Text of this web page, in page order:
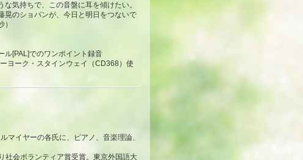
気持ちで、この音盤に耳を傾けたい。
晃のショパンが、今日と明日をつないで
ル[PAL]でのワンポイント録音
ヨーク・スタインウェイ（CD368）使
マイヤーの各氏に、ピアノ、音楽理論、
社会ボランティア賞受賞。東京外国語大